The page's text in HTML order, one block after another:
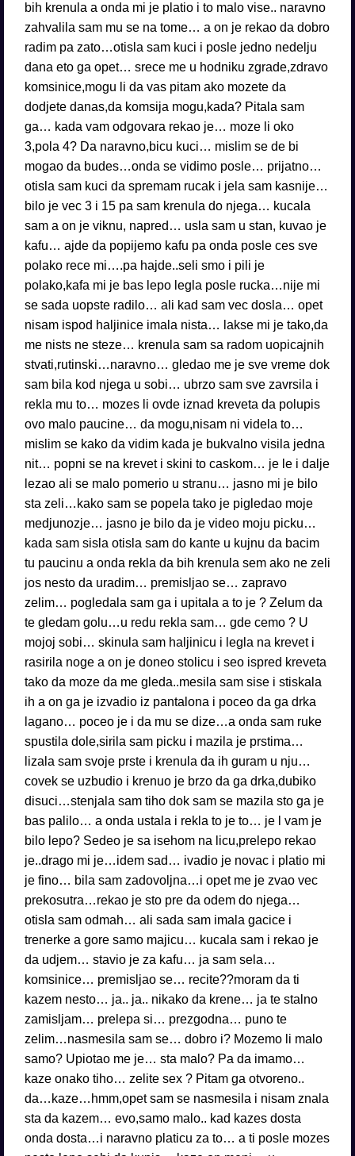
bih krenula a onda mi je platio i to malo vise.. naravno
zahvalila sam mu se na tome… a on je rekao da dobro
radim pa zato…otisla sam kuci i posle jedno nedelju
dana eto ga opet… srece me u hodniku zgrade,zdravo
komsinice,mogu li da vas pitam ako mozete da
dodjete danas,da komsija mogu,kada? Pitala sam
ga… kada vam odgovara rekao je… moze li oko
3,pola 4? Da naravno,bicu kuci… mislim se de bi
mogao da budes…onda se vidimo posle… prijatno…
otisla sam kuci da spremam rucak i jela sam kasnije…
bilo je vec 3 i 15 pa sam krenula do njega… kucala
sam a on je viknu, napred… usla sam u stan, kuvao je
kafu… ajde da popijemo kafu pa onda posle ces sve
polako rece mi….pa hajde..seli smo i pili je
polako,kafa mi je bas lepo legla posle rucka…nije mi
se sada uopste radilo… ali kad sam vec dosla… opet
nisam ispod haljinice imala nista… lakse mi je tako,da
me nists ne steze… krenula sam sa radom uopicajnih
stvati,rutinski…naravno… gledao me je sve vreme dok
sam bila kod njega u sobi… ubrzo sam sve zavrsila i
rekla mu to… mozes li ovde iznad kreveta da polupis
ovo malo paucine… da mogu,nisam ni videla to…
mislim se kako da vidim kada je bukvalno visila jedna
nit… popni se na krevet i skini to caskom… je le i dalje
lezao ali se malo pomerio u stranu… jasno mi je bilo
sta zeli…kako sam se popela tako je pigledao moje
medjunozje… jasno je bilo da je video moju picku…
kada sam sisla otisla sam do kante u kujnu da bacim
tu paucinu a onda rekla da bih krenula sem ako ne zeli
jos nesto da uradim… premisljao se… zapravo
zelim… pogledala sam ga i upitala a to je ? Zelum da
te gledam golu…u redu rekla sam… gde cemo ? U
mojoj sobi… skinula sam haljinicu i legla na krevet i
rasirila noge a on je doneo stolicu i seo ispred kreveta
tako da moze da me gleda..mesila sam sise i stiskala
ih a on ga je izvadio iz pantalona i poceo da ga drka
lagano… poceo je i da mu se dize…a onda sam ruke
spustila dole,sirila sam picku i mazila je prstima…
lizala sam svoje prste i krenula da ih guram u nju…
covek se uzbudio i krenuo je brzo da ga drka,dubiko
disuci…stenjala sam tiho dok sam se mazila sto ga je
bas palilo… a onda ustala i rekla to je to… je l vam je
bilo lepo? Sedeo je sa isehom na licu,prelepo rekao
je..drago mi je…idem sad… ivadio je novac i platio mi
je fino… bila sam zadovoljna…i opet me je zvao vec
prekosutra…rekao je sto pre da odem do njega…
otisla sam odmah… ali sada sam imala gacice i
trenerke a gore samo majicu… kucala sam i rekao je
da udjem… stavio je za kafu… ja sam sela…
komsinice… premisljao se… recite??moram da ti
kazem nesto… ja.. ja.. nikako da krene… ja te stalno
zamisljam… prelepa si… prezgodna… puno te
zelim…nasmesila sam se… dobro i? Mozemo li malo
samo? Upiotao me je… sta malo? Pa da imamo…
kaze onako tiho… zelite sex ? Pitam ga otvoreno..
da…kaze…hmm,opet sam se nasmesila i nisam znala
sta da kazem… evo,samo malo.. kad kazes dosta
onda dosta…i naravno platicu za to… a ti posle mozes